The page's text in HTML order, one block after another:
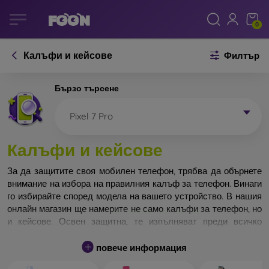
0
Калъфи и кейсове Филтър
Бързо търсене
Pixel 7 Pro
Калъфи и кейсове
За да защитите своя мобилен телефон, трябва да обърнете
внимание на избора на правилния калъф за телефон. Винаги
го избирайте според модела на вашето устройство. В нашия
онлайн магазин ще намерите не само калъфи за телефон, но
и кейсове. Освен защитна, те изпълняват преди всичко
Кейса за телефон може да бъде наречен и заден капак. Той е
повече информация